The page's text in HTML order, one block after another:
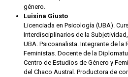
género.
Luisina Giusto
Licenciada en Psicología (UBA).
Interdisciplinarios de la
UBA. Psicoanalista. Integrante de la
Feministas. Docente de la
Centro de Estudios de Género y
del Chaco Austral. Productora de